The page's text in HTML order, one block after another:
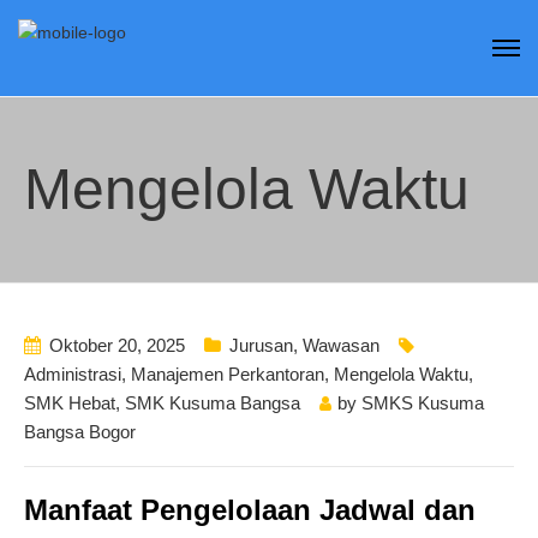
Mengelola Waktu
Oktober 20, 2025 Jurusan, Wawasan
Administrasi, Manajemen Perkantoran, Mengelola Waktu,
SMK Hebat, SMK Kusuma Bangsa by SMKS Kusuma
Bangsa Bogor
Manfaat Pengelolaan Jadwal dan